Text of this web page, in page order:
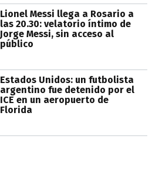
Lionel Messi llega a Rosario a
las 20.30: velatorio íntimo de
Jorge Messi, sin acceso al
público
Estados Unidos: un futbolista
argentino fue detenido por el
ICE en un aeropuerto de
Florida